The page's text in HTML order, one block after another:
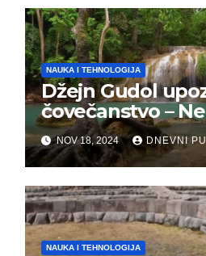
NAUKA I TEHNOLOGIJA
Džejn Gudol
čovečanstvo –
vremena,
izumiranje je
NOV 18, 2024 DNEVNI
NAUKA I TEHNOLOGIJA